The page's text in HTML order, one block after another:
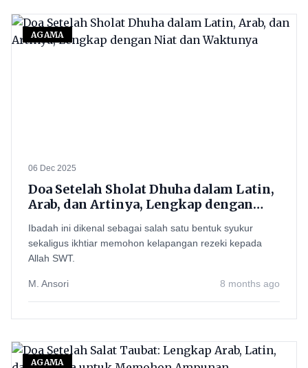
AGAMA
06 Dec 2025
Doa Setelah Sholat Dhuha dalam Latin,
Arab, dan Artinya, Lengkap dengan
Ibadah ini dikenal sebagai salah satu bentuk syukur
sekaligus ikhtiar memohon kelapangan rezeki kepada
Allah SWT.
M. Ansori 8 months ago
AGAMA